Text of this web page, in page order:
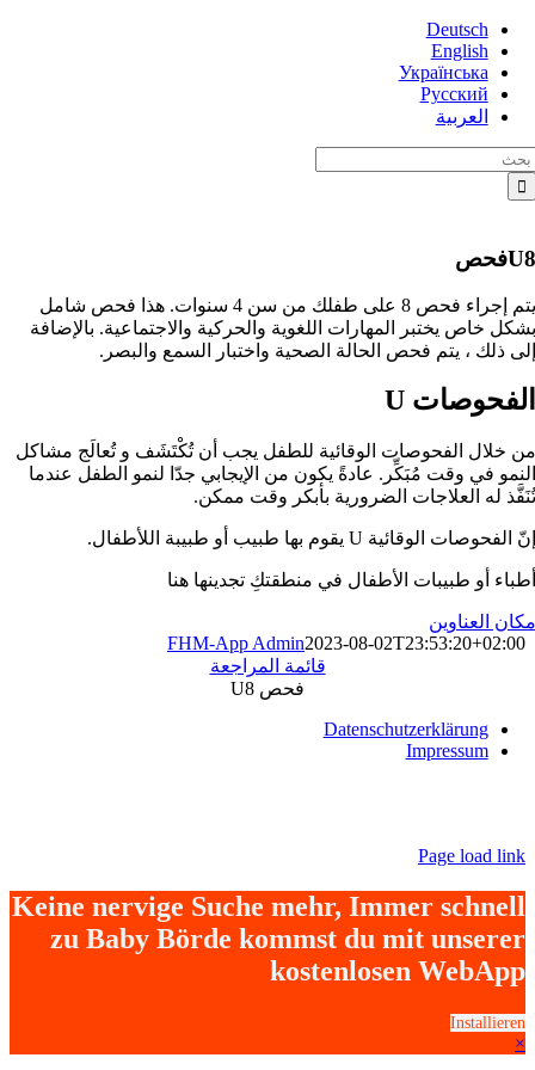
Skip
content
Deutsch
English
Українська
Русский
العربية
U8فحص
يتم إجراء فحص 8 على طفلك من سن 4 سنوات. هذا فحص شامل
بشكل خاص يختبر المهارات اللغوية والحركية والاجتماعية. بالإضافة
إلى ذلك ، يتم فحص الحالة الصحية واختبار السمع والبصر.
الفحوصات U
من خلال الفحوصات الوقائية للطفل يجب أن تُكْتَشَف و تُعالَج مشاكل
النمو في وقت مُبَكِّر. عادةً يكون من الإيجابي جدّا لنمو الطفل عندما
تُنَفَّذ له العلاجات الضرورية بأبكر وقت ممكن.
إنّ الفحوصات الوقائية U يقوم بها طبيب أو طبيبة اللأطفال.
أطباء أو طبيبات الأطفال في منطقتكِ تجدينها هنا
مكان العناوين
FHM-App Admin2023-08-02T23:53:20+02:00
قائمة المراجعة
فحص U8
Datenschutzerklärung
Impressum
Page load link
Keine nervige Suche mehr, Immer schnell
zu Baby Börde kommst du mit unserer
kostenlosen WebApp
Installieren
×